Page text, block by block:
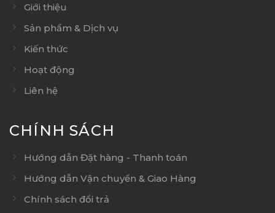
Giới thiệu
Sản phẩm & Dịch vụ
Kiến thức
Hoạt động
Liên hệ
CHÍNH SÁCH
Hướng dẫn Đặt hàng - Thanh toán
Hướng dẫn Vận chuyển & Giao Hàng
Chính sách đổi trả